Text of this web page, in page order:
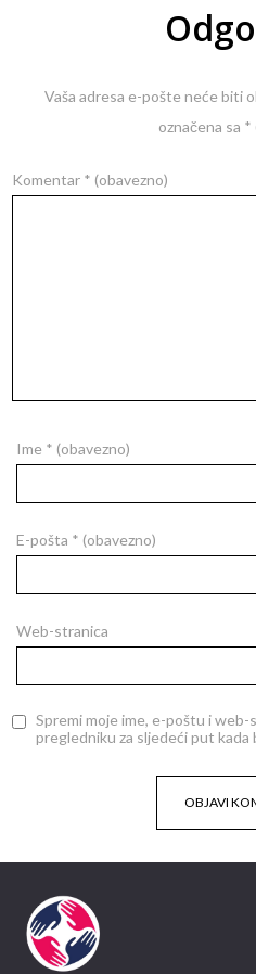
Vaša adresa e-pošte neće biti
označena sa *
Komentar * (obavezno)
Ime * (obavezno)
E-pošta * (obavezno)
Web-stranica
Spremi moje ime, e-poštu i
pregledniku za sljedeći put kada